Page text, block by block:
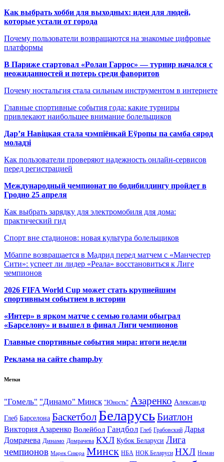
Как выбрать хобби для выходных: идеи для людей,
которые устали от города
Почему пользователи возвращаются на знакомые цифровые
платформы
В Париже стартовал «Ролан Гаррос» — турнир начался с
неожиданностей и потерь среди фаворитов
Почему ностальгия стала сильным инструментом в интернете
Главные спортивные события года: какие турниры
привлекают наибольшее внимание болельщиков
Дар’я Навіцкая стала чэмпіёнкай Еўропы па самба сярод
моладзі
Как пользователи проверяют надежность онлайн-сервисов
перед регистрацией
Международный чемпионат по бодибилдингу пройдет в
Гродно 25 апреля
Как выбрать зарядку для электромобиля для дома:
практический гид
Спорт вне стадионов: новая культура болельщиков
Мбаппе возвращается в Мадрид перед матчем с «Манчестер
Сити»: успеет ли лидер «Реала» восстановиться к Лиге
чемпионов
2026 FIFA World Cup может стать крупнейшим
спортивным событием в истории
«Интер» в ярком матче с семью голами обыграл
«Барселону» и вышел в финал Лиги чемпионов
Главные спортивные события мира: итоги недели
Реклама на сайте champ.by
Метки
"Гомель" "Динамо" Минск "Юность" Азаренко Александр
Глеб Барселона Баскетбол БеларусьБиатлон
Виктория Азаренко Волейбол Гандбол Глеб Грабовский Дарья
Домрачева Динамо Домрачева КХЛ Кубок Беларуси Лига
чемпионов Марек Сикора Минск НБА НОК Беларуси НХЛ Неман